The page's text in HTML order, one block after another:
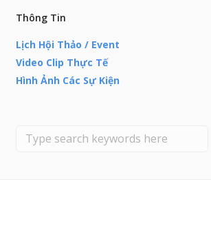
Thông Tin
Lịch Hội Thảo / Event
Video Clip Thực Tế
Hình Ảnh Các Sự Kiện